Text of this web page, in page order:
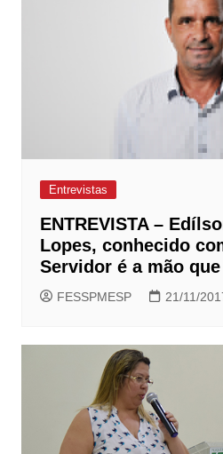
Entrevistas
ENTREVISTA –
Lopes, conhecido
Servidor é a mão
FESSPMESP 21/11/